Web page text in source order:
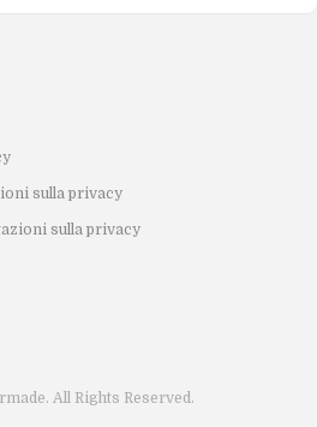
sulla privacy
sulla privacy
All Rights Reserved.